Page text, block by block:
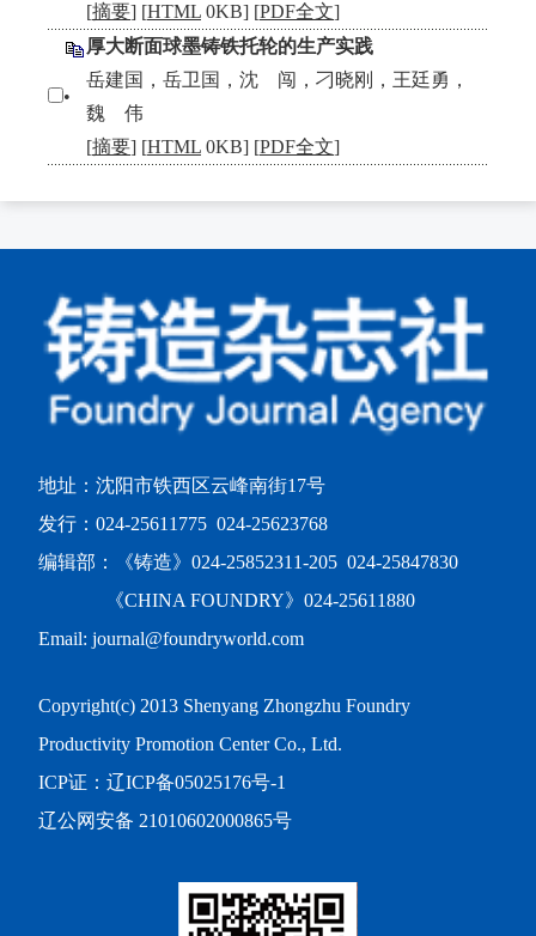
[摘要] [HTML 0KB] [PDF全文]
厚大断面球墨铸铁托轮的生产实践
•
岳建国，岳卫国，沈 闯，刁晓刚，王廷勇，
魏 伟
[摘要] [HTML 0KB] [PDF全文]
地址：沈阳市铁西区云峰南街17号
发行：024-25611775 024-25623768
编辑部：《铸造》024-25852311-205 024-25847830
《CHINA FOUNDRY》024-25611880
Email: journal@foundryworld.com
Copyright(c) 2013 Shenyang Zhongzhu Foundry
Productivity Promotion Center Co., Ltd.
ICP证： 辽ICP备05025176号-1
辽公网安备 21010602000865号